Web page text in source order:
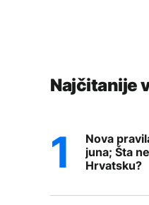
Najčitanije
Nova
juna; Šta
Hrvatsku?